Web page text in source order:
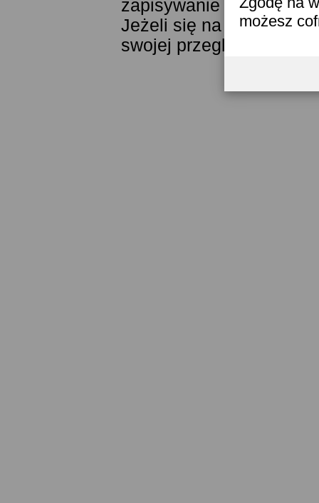
możesz
zapisywanie ich w
Jeżeli się na to nie
swojej przeglądarki.